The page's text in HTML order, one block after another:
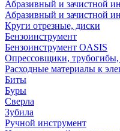
Абразивный и зачистной
Абразивный и зачистной
Круги отрезные, диски
Бензоинструмент
Бензоинструмент OASIS
Опрессовщики,
Расходные материалы к
Биты
Буры
Сверла
Зубила
Ручной инструмент